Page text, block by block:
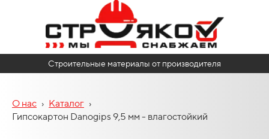
Строительные материалы от производителя
О нас › Каталог ›
Гипсокартон Danogips 9,5 мм - влагостойкий